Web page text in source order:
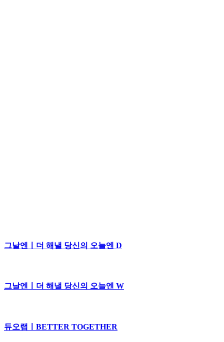
그날엔ㅣ더 해낼 당신의 오늘엔 D
그날엔ㅣ더 해낼 당신의 오늘엔 W
듀오랩ㅣBETTER TOGETHER